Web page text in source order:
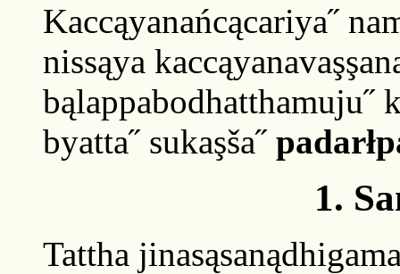
Kaccąyanańcącariya˝
nissąya
bąlappabodhatthamuju˝
byatta˝ sukaşša˝
1.
Tattha